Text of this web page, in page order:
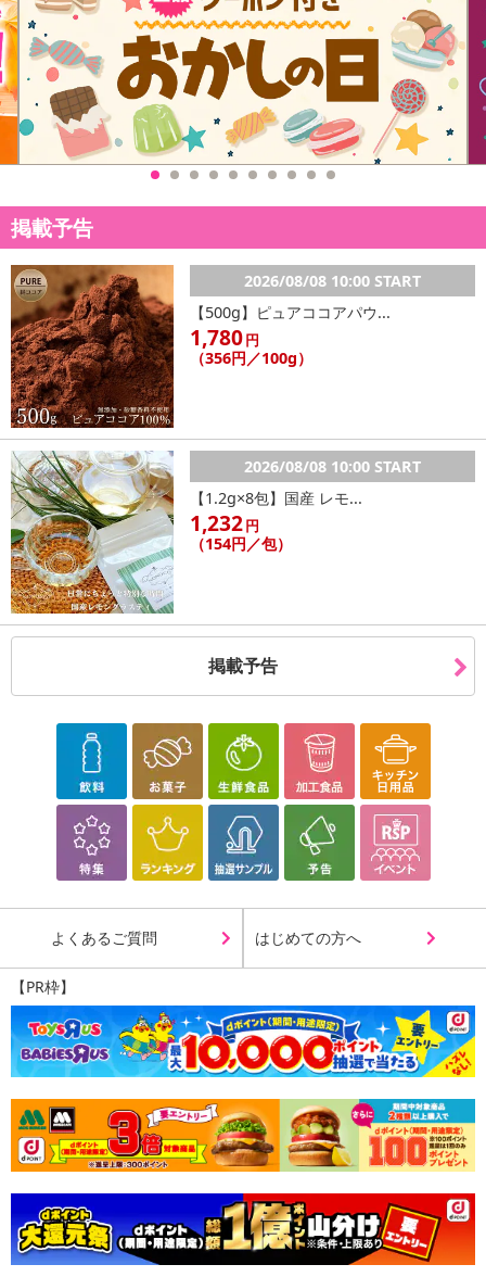
掲載予告
2026/08/08 10:00 START
【500g】ピュアココアパウ...
1,780円
（356円／100g）
2026/08/08 10:00 START
【1.2g×8包】国産 レモ...
1,232円
（154円／包）
掲載予告
よくあるご質問 はじめての方へ
【PR枠】